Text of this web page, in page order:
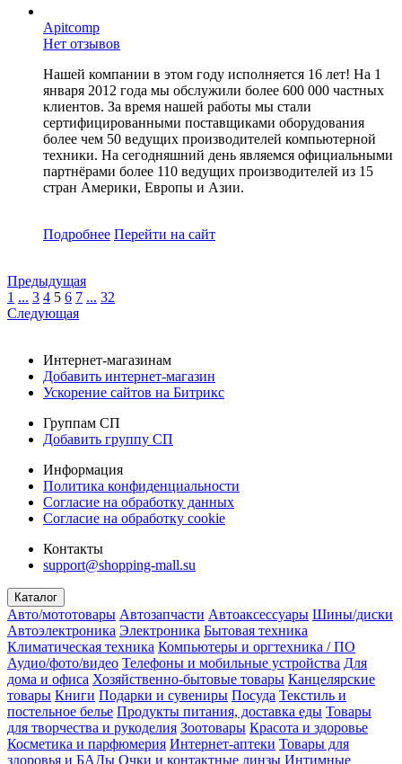
Apitcomp
Нет отзывов
Нашей компании в этом году исполняется 16 лет! На 1
января 2012 года мы обслужили более 600 000 частных
клиентов. За время нашей работы мы стали
сертифицированными поставщиками оборудования
более чем 50 ведущих производителей компьютерной
техники. На сегодняшний день являемся официальными
партнёрами более 110 ведущих производителей из 15
стран Америки, Европы и Азии.
Подробнее Перейти на сайт
Предыдущая
1 ... 3 4 5 6 7 ... 32
Следующая
Интернет-магазинам
Добавить интернет-магазин
Ускорение сайтов на Битрикс
Группам СП
Добавить группу СП
Информация
Политика конфиденциальности
Согласие на обработку данных
Согласие на обработку cookie
Контакты
support@shopping-mall.su
Каталог
Авто/мототовары Автозапчасти Автоаксессуары Шины/диски
Автоэлектроника Электроника Бытовая техника
Климатическая техника Компьютеры и оргтехника / ПО
Аудио/фото/видео Телефоны и мобильные устройства Для
дома и офиса Хозяйственно-бытовые товары Канцелярские
товары Книги Подарки и сувениры Посуда Текстиль и
постельное белье Продукты питания, доставка еды Товары
для творчества и рукоделия Зоотовары Красота и здоровье
Косметика и парфюмерия Интернет-аптеки Товары для
здоровья и БАДы Очки и контактные линзы Интимные